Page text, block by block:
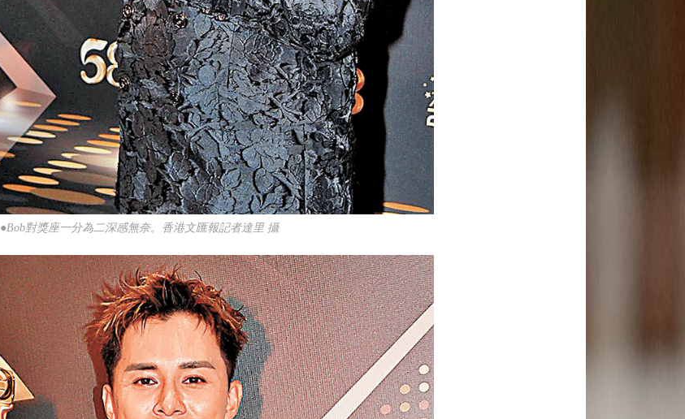
●Bob對獎座一分為二深感無奈。香港文匯報記者達里 攝